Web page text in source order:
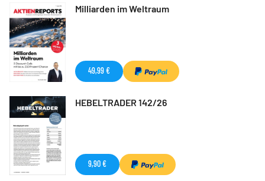
Milliarden im Weltraum
49,99 €
HEBELTRADER 142/26
9,90 €